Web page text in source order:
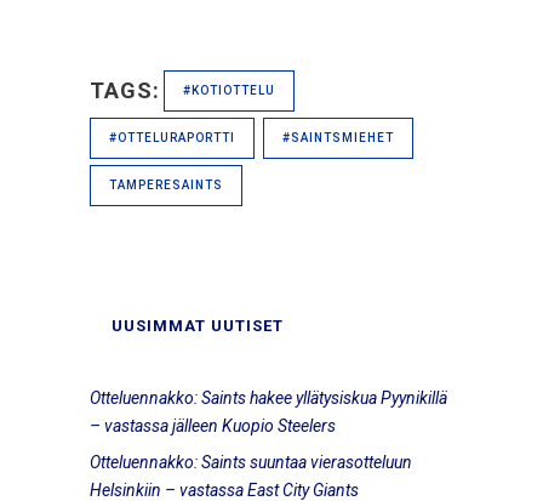
TAGS: #KOTIOTTELU
#OTTELURAPORTTI #SAINTSMIEHET
TAMPERESAINTS
UUSIMMAT UUTISET
Otteluennakko: Saints hakee yllätysiskua Pyynikillä
– vastassa jälleen Kuopio Steelers
Otteluennakko: Saints suuntaa vierasotteluun
Helsinkiin – vastassa East City Giants